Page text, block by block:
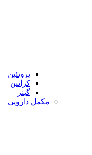
پروتئین
کراتین
گینر
مکمل دارویی